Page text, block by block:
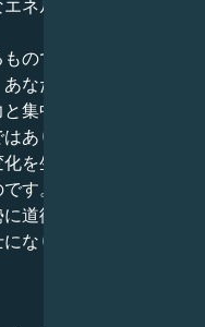
ネルギーの渦に巻き
のであり、ハートか
なたの天秤座の知性
集中力を与えます。
ありません。自分の
を生み出すことがで
す。あなたの忍耐と
道徳的なコンパスを
なります。